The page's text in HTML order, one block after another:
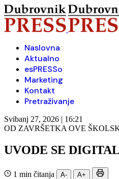
Naslovna
Aktualno
esPRESSo
Marketing
Kontakt
Pretraživanje
Svibanj 27, 2026 | 16:21
OD ZAVRŠETKA OVE
UVODE SE
1 min čitanja A- A+